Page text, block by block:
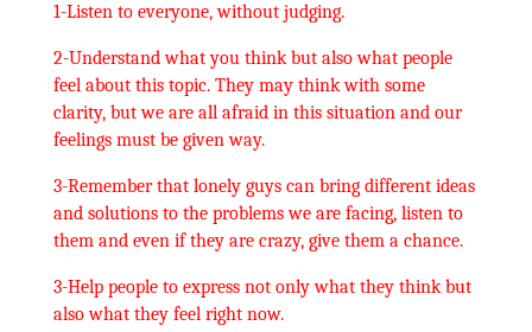
1-Listen to everyone, without judging.
2-Understand what you think but also what people
feel about this topic. They may think with some
clarity, but we are all afraid in this situation and our
feelings must be given way.
3-Remember that lonely guys can bring different ideas
and solutions to the problems we are facing, listen to
them and even if they are crazy, give them a chance.
3-Help people to express not only what they think but
also what they feel right now.